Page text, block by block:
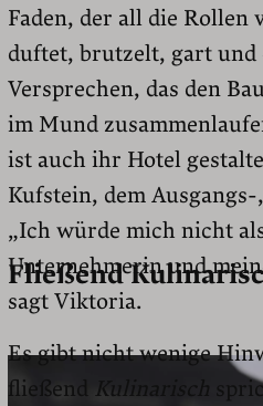
Faden, der all die
duftet, brutzelt, gart
Versprechen, das den
im Mund
ist auch ihr Hotel
Kufstein, dem
„Ich würde mich nicht
Unternehmerin und
sagt Viktoria.
Fließend
Es gibt nicht wenige
fließend Kulinarisch